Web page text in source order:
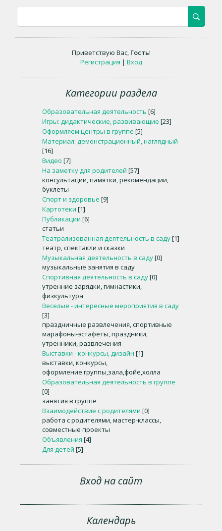
Приветствую Вас, Гость!
Регистрация | Вход
Категории раздела
Образовательная деятельность [6]
Игры: дидактические, развивающие [23]
Оформляем центры в группе [5]
Материал: демонстрационный, наглядный
[16]
Видео [7]
На заметку для родителей [57]
консультации, памятки, рекомендации,
буклеты
Спорт и здоровье [9]
Картотеки [1]
Публикации [6]
статьи
Театрализованная деятельность в саду[1]
театр, спектакли и сказки
Музыкальная деятельность в саду[0]
музыкальные занятия в саду
Спортивная деятельность в саду[0]
утренние зарядки, гимнастики,
физкультура
Веселые - интересные мероприятия в саду
[3]
праздничные развлечения, спортивные
марафоны-эстафеты, праздники,
утренники, развлечения
Выставки - конкурсы, дизайн [1]
выставки, конкурсы,
оформление:группы,зала,фойе,холла
Образовательная деятельность в группе
[0]
занятия в группе
Взаимодействие с родителями [0]
работа с родителями, мастер-классы,
совместные проекты
Объявления [4]
Для детей [5]
Вход на сайт
Календарь